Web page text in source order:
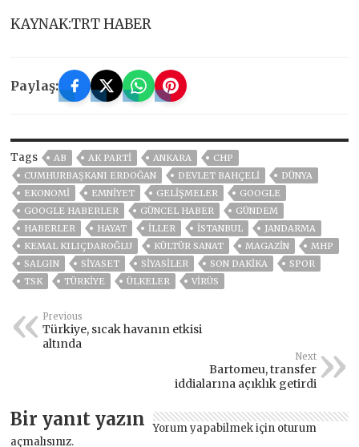
KAYNAK:TRT HABER
Paylaş:
Tags AB AK PARTİ ANKARA
CHP
CUMHURBAŞKANI ERDOĞAN
DEVLET BAHÇELİ
DÜNYA
EKONOMİ
EMNİYET GELIŞMELER
GOOGLE
GOOGLE HABERLER
GÜNCEL HABER
GÜNDEM
HABERLER
HAYAT İLLER ISTANBUL
JANDARMA
KEMAL KILIÇDAROĞLU
KÜLTÜR SANAT MAGAZİN
MHP
SALGIN
SİYASET SİYASİLER SON DAKIKA
SPOR
TSK
TÜRKİYE ÜLKELER VIRÜS
Previous
Türkiye, sıcak havanın etkisi
altında
Next
Bartomeu, transfer
iddialarına açıklık getirdi
Bir yanıt yazın Yorum yapabilmek için oturum
açmalısınız.